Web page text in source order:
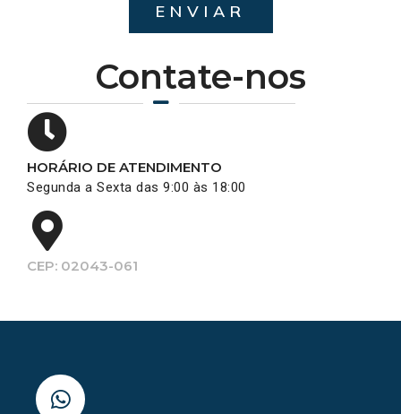
Contate-nos
HORÁRIO DE ATENDIMENTO
Segunda a Sexta das 9:00 às 18:00
CEP: 02043-061
ENVIAR